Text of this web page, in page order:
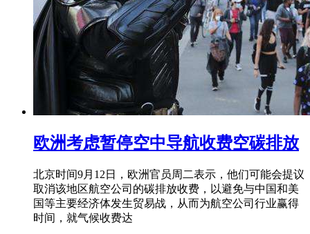
欧洲考虑暂停空中导航收费空碳排放
北京时间9月12日，欧洲官员周二表示，他们可能会提议
取消该地区航空公司的碳排放收费，以避免与中国和美
国等主要经济体发生贸易战，从而为航空公司行业赢得
时间，就气候收费达